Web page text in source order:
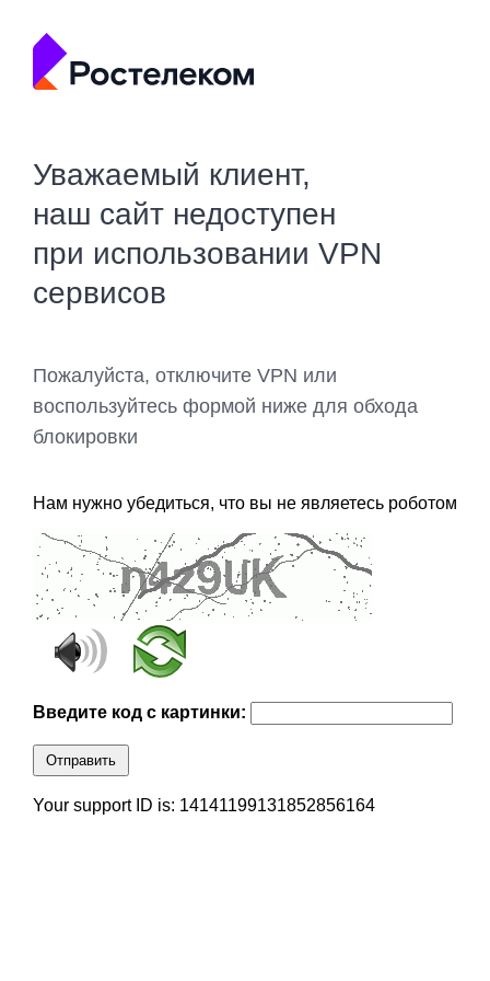
Уважаемый клиент,
наш сайт недоступен
при использовании VPN
сервисов
Пожалуйста, отключите VPN или
воспользуйтесь формой ниже для обхода
блокировки
Нам нужно убедиться, что вы не являетесь роботом
Введите код с картинки:
Отправить
Your support ID is: 14141199131852856164